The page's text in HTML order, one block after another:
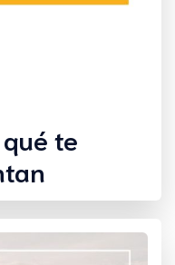
te